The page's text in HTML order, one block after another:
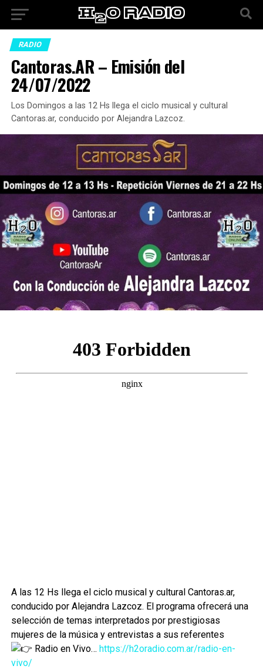
RADIO
Cantoras.AR – Emisión del
24/07/2022
Los Domingos a las 12 Hs llega el ciclo musical y cultural
Cantoras.ar, conducido por Alejandra Lazcoz.
A las 12 Hs llega el ciclo musical y cultural Cantoras.ar,
conducido por Alejandra Lazcoz. El programa ofrecerá una
selección de temas interpretados por prestigiosas
mujeres de la música y entrevistas a sus referentes
Radio en Vivo… https://h2oradio.com.ar/radio-en-
vivo/